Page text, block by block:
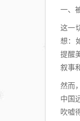
一、
这一
想：
提醒
叙事
然而
中国
吹嘘